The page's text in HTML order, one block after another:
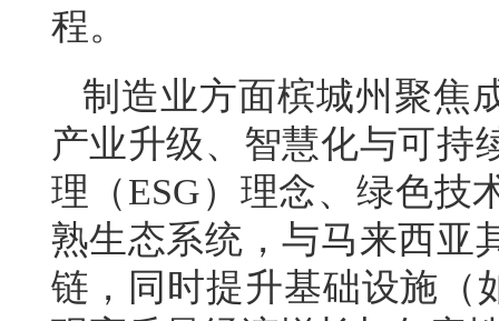
程。
制造业方面槟城州聚焦
产业升级、智慧化与可持
理（ESG）理念、绿色技
熟生态系统，与马来西亚
链，同时提升基础设施（